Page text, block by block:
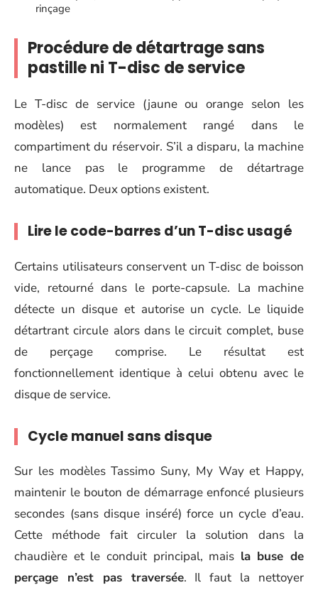
rinçage
Procédure de détartrage sans
pastille ni T-disc de service
Le T-disc de service (jaune ou orange selon les
modèles) est normalement rangé dans le
compartiment du réservoir. S’il a disparu, la machine
ne lance pas le programme de détartrage
automatique. Deux options existent.
Lire le code-barres d’un T-disc usagé
Certains utilisateurs conservent un T-disc de boisson
vide, retourné dans le porte-capsule. La machine
détecte un disque et autorise un cycle. Le liquide
détartrant circule alors dans le circuit complet, buse
de perçage comprise. Le résultat est
fonctionnellement identique à celui obtenu avec le
disque de service.
Cycle manuel sans disque
Sur les modèles Tassimo Suny, My Way et Happy,
maintenir le bouton de démarrage enfoncé plusieurs
secondes (sans disque inséré) force un cycle d’eau.
Cette méthode fait circuler la solution dans la
chaudière et le conduit principal, mais la buse de
perçage n’est pas traversée. Il faut la nettoyer